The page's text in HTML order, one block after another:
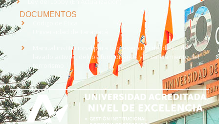
DOCUMENTOS
Universidad de Tarapacá
Manual institucional para la prevención del delito de
lavado activos, delitos funcionarios y financiamiento del
terrorismo